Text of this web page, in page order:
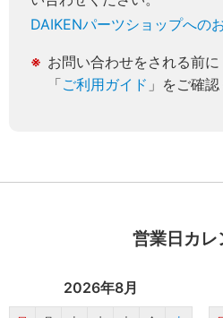
DAIKENパーツショップへの
お問い合わせをされる前に
「ご利用ガイド 」をご確認
営業日カレ
2026年8月